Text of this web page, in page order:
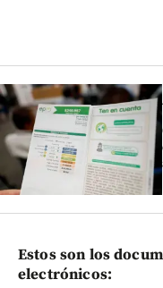
Estos son los
electrónicos: